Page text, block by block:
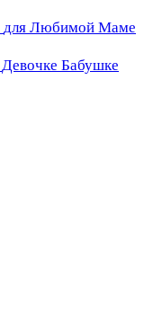
для Любимой Маме
Девочке Бабушке